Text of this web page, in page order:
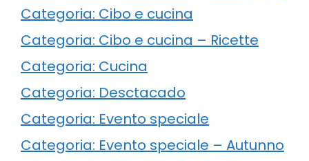
Categoria: Cibo e cucina
Categoria: Cibo e cucina – Ricette
Categoria: Cucina
Categoria: Desctacado
Categoria: Evento speciale
Categoria: Evento speciale – Autunno